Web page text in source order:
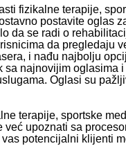
fizikalne terapije,
postavite oglas
da se radi o
da pregledaju
i nađu najbolju
najnovijim oglasima
Oglasi su
terapije, sportske
upoznati sa
potencijalni klijenti